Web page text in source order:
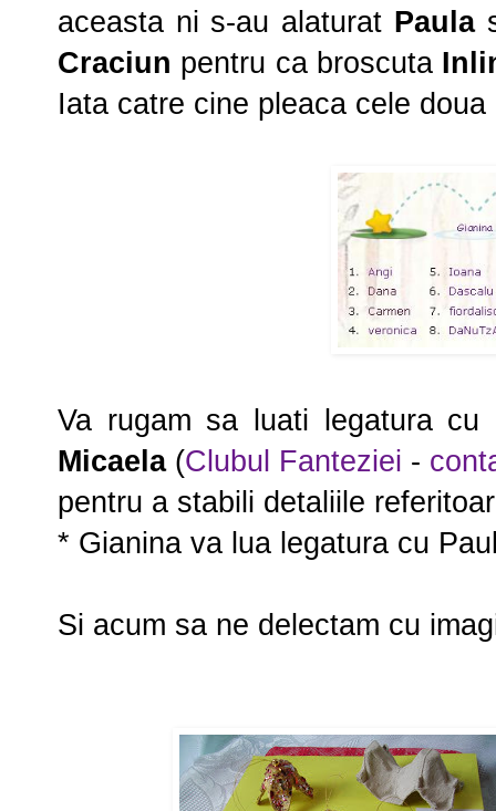
aceasta ni s-au alaturat Paula
Craciun pentru ca broscuta
Iata catre cine pleaca cele
Va rugam sa luati legatura cu
Micaela(Clubul Fanteziei -
pentru a stabili detaliile
* Gianina va lua legatura cu
Si acum sa ne delectam cu